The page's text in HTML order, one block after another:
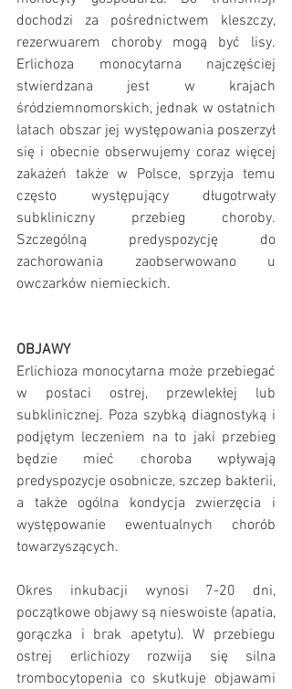
dochodzi za pośrednictwem kleszczy,
rezerwuarem choroby mogą być lisy.
Erlichoza monocytarna najczęściej
stwierdzana jest w krajach
śródziemnomorskich, jednak w ostatnich
latach obszar jej występowania poszerzył
się i obecnie obserwujemy coraz więcej
zakażeń także w Polsce, sprzyja temu
często występujący długotrwały
subkliniczny przebieg choroby.
Szczególną predyspozycję do
zachorowania zaobserwowano u
owczarków niemieckich.
OBJAWY
Erlichioza monocytarna może przebiegać
w postaci ostrej, przewlekłej lub
subklinicznej. Poza szybką diagnostyką i
podjętym leczeniem na to jaki przebieg
będzie mieć choroba wpływają
predyspozycje osobnicze, szczep bakterii,
a także ogólna kondycja zwierzęcia i
występowanie ewentualnych chorób
towarzyszących.
Okres inkubacji wynosi 7-20 dni,
początkowe objawy są nieswoiste (apatia,
gorączka i brak apetytu). W przebiegu
ostrej erlichiozy rozwija się silna
trombocytopenia co skutkuje objawami